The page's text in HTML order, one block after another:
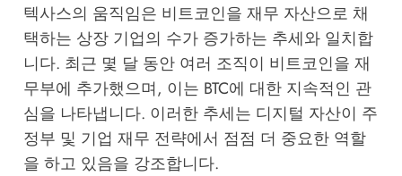
텍사스의 움직임은 비트코인을 재무 자산으로 채
택하는 상장 기업의 수가 증가하는 추세와 일치합
니다. 최근 몇 달 동안 여러 조직이 비트코인을 재
무부에 추가했으며, 이는 BTC에 대한 지속적인 관
심을 나타냅니다. 이러한 추세는 디지털 자산이 주
정부 및 기업 재무 전략에서 점점 더 중요한 역할
을 하고 있음을 강조합니다.